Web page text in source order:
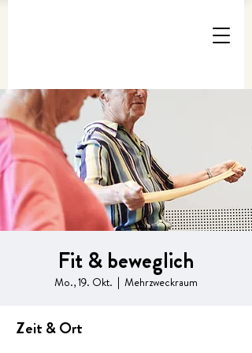
Fit & beweglich
Mo., 19. Okt.
  |
Mehrzweckraum
Zeit & Ort